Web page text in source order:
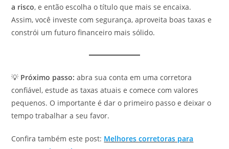
a risco, e então escolha o título que mais se encaixa.
Assim, você investe com segurança, aproveita boas taxas e
constrói um futuro financeiro mais sólido.
💡 Próximo passo: abra sua conta em uma corretora
confiável, estude as taxas atuais e comece com valores
pequenos. O importante é dar o primeiro passo e deixar o
tempo trabalhar a seu favor.
Confira também este post: Melhores corretoras para